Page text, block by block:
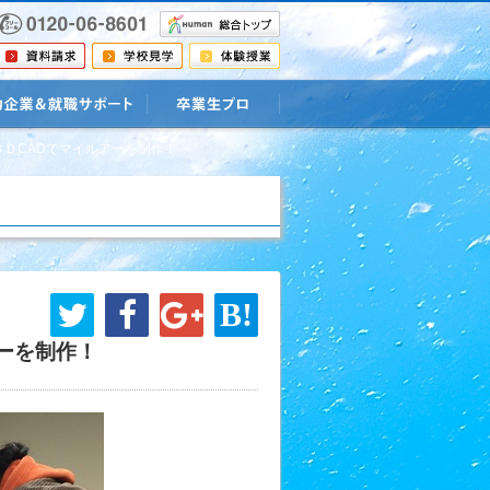
&就職サポート
CADでマイルアーを制作！
を制作！